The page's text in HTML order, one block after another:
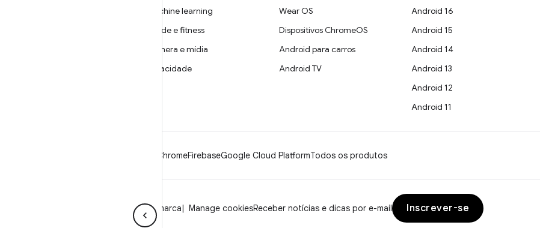
Machine learning
Saúde e fitness
Câmera e mídia
Privacidade
Wear OS
Dispositivos ChromeOS
Android para carros
Android TV
Android 16
Android 15
Android 14
Android 13
Android 12
Android 11
ChromeFirebaseGoogle Cloud PlatformTodos os produtos
Diretrizes da marca Manage cookiesReceber notícias e dicas por e-mail Inscrever-se